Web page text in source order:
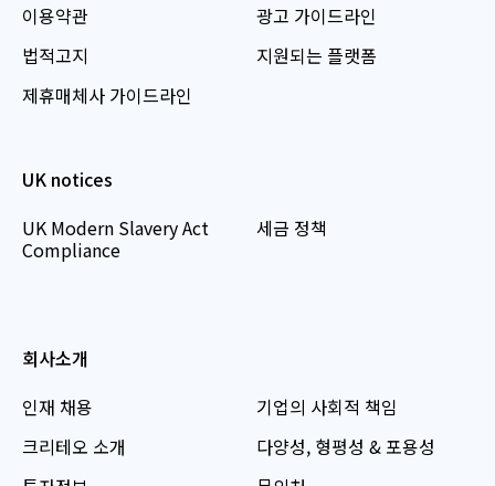
이용약관
법적고지
제휴매체사 가이드라인
광고 가이드라인
지원되는 플랫폼
UK notices
UK Modern Slavery Act
Compliance
세금 정책
회사소개
인재 채용
크리테오 소개
기업의 사회적 책임
다양성, 형평성 & 포용성